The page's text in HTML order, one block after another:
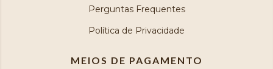
Perguntas Frequentes
Política de Privacidade
MEIOS DE PAGAMENTO